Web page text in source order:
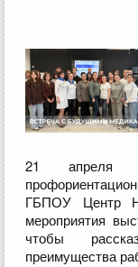
21 апреля
ГБПОУ Центр
мероприятия
чтобы
преимущества